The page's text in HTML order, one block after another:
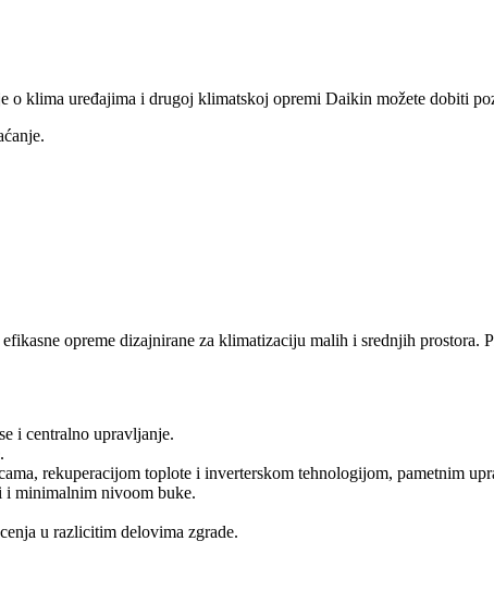
o klima uređajima i drugoj klimatskoj opremi Daikin možete dobiti
opreme dizajnirane za klimatizaciju malih i srednjih prostora.
i centralno upravljanje.
rekuperacijom toplote i inverterskom tehnologijom, pametnim
i minimalnim nivoom buke.
u razlicitim delovima zgrade.